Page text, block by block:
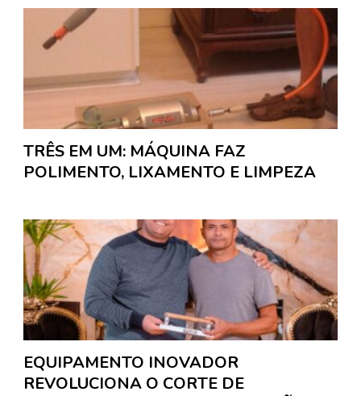
TRÊS EM UM: MÁQUINA FAZ
POLIMENTO, LIXAMENTO E LIMPEZA
EQUIPAMENTO INOVADOR
REVOLUCIONA O CORTE DE